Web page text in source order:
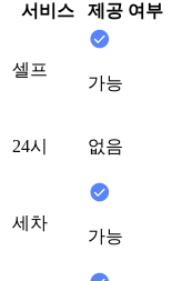
서비스 제공 여부
셀프
가능
24시 없음
세차
가능